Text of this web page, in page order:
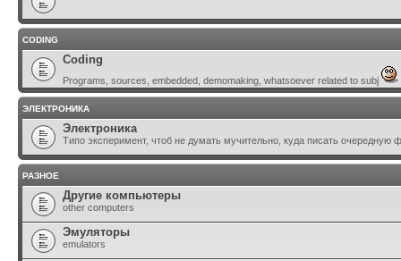
CODING
Coding
Programs, sources, embedded, demomaking, whatsoever related to subj
ЭЛЕКТРОНИКА
Электроника
Типо эксперимент, чтоб не думать мучительно, куда писать очередную
РАЗНОЕ
Другие компьютеры
other computers
Эмуляторы
emulators